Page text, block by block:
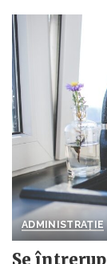
ADMINISTRAȚIE
Se